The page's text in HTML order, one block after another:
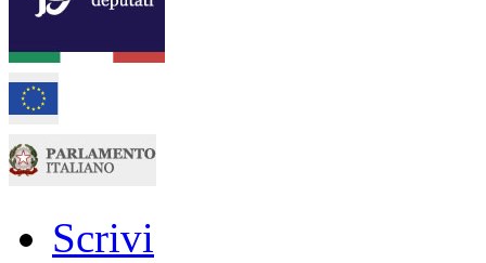
Scrivi